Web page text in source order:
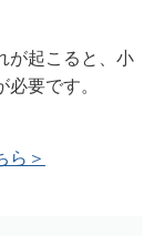
が起こると、小
要です。
ら＞